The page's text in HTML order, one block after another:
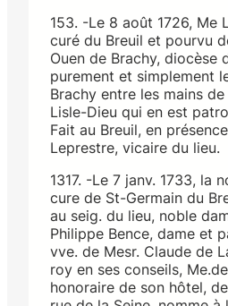
153. -Le 8 août 1726, Me
curé du Breuil et pourvu
Ouen de Brachy, diocèse
purement et simplement
Brachy entre les mains de
Lisle-Dieu qui en est
Fait au Breuil, en
Leprestre, vicaire du lieu.
1317. -Le 7 janv. 1733, la
cure de St-Germain du
au seig. du lieu, noble
Philippe Bence, dame et
vve. de Mesr. Claude de
roy en ses conseils,
honoraire de son hôtel,